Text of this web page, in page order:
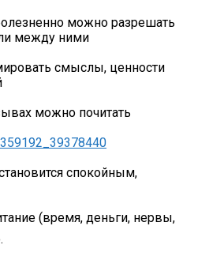
можно разрешать
между ними
смыслы, ценности
можно почитать
спокойным,
(время, деньги, нервы,